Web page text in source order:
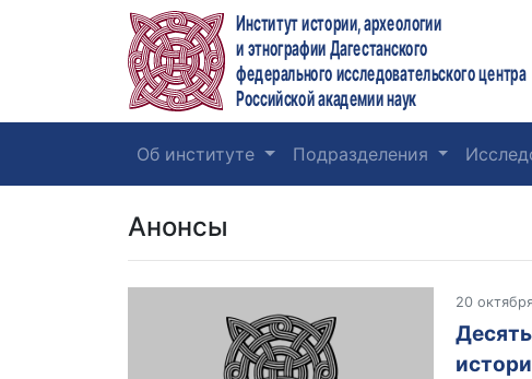
Институт истории, археологии
и этнографии Дагестанского
федерального исследовательского центра
Российской академии наук
Об институте Подразделения
Анонсы
20